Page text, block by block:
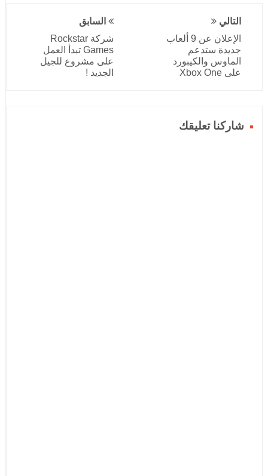
التالي
الإعلان عن 9 ألعاب
جديدة ستدعم
الماوس والكيبورد
على Xbox One
السابق
شركة Rockstar
Games تبدأ العمل
على مشروع للجيل
الجديد !
شاركنا تعليقك